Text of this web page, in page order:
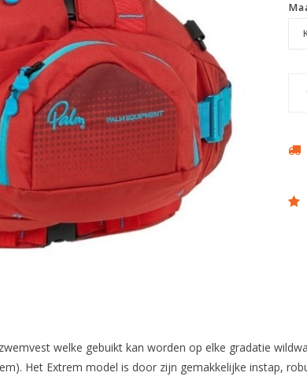
welke gebuikt kan worden op elke gradatie
Het Extrem model is door zijn gemakkelijke instap,